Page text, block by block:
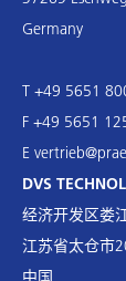
Germany
T +49 5651
F +49 5651
E
DVS
经济开发区娄
江苏省太仓市
中国